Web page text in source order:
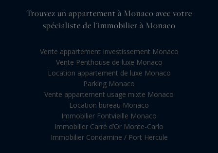
Trouvez un appartement à Monaco avec votre
spécialiste de l'immobilier à Monaco
Vente appartement Investissement Monaco
Vente Penthouse de luxe Monaco
Location appartement de luxe Monaco
Parking Monaco
Vente appartement usage mixte Monaco
Location bureau Monaco
Immobilier Fontvieille Monaco
Immobilier Carré d’Or Monte-Carlo
Immobilier Condamine / Port Hercule